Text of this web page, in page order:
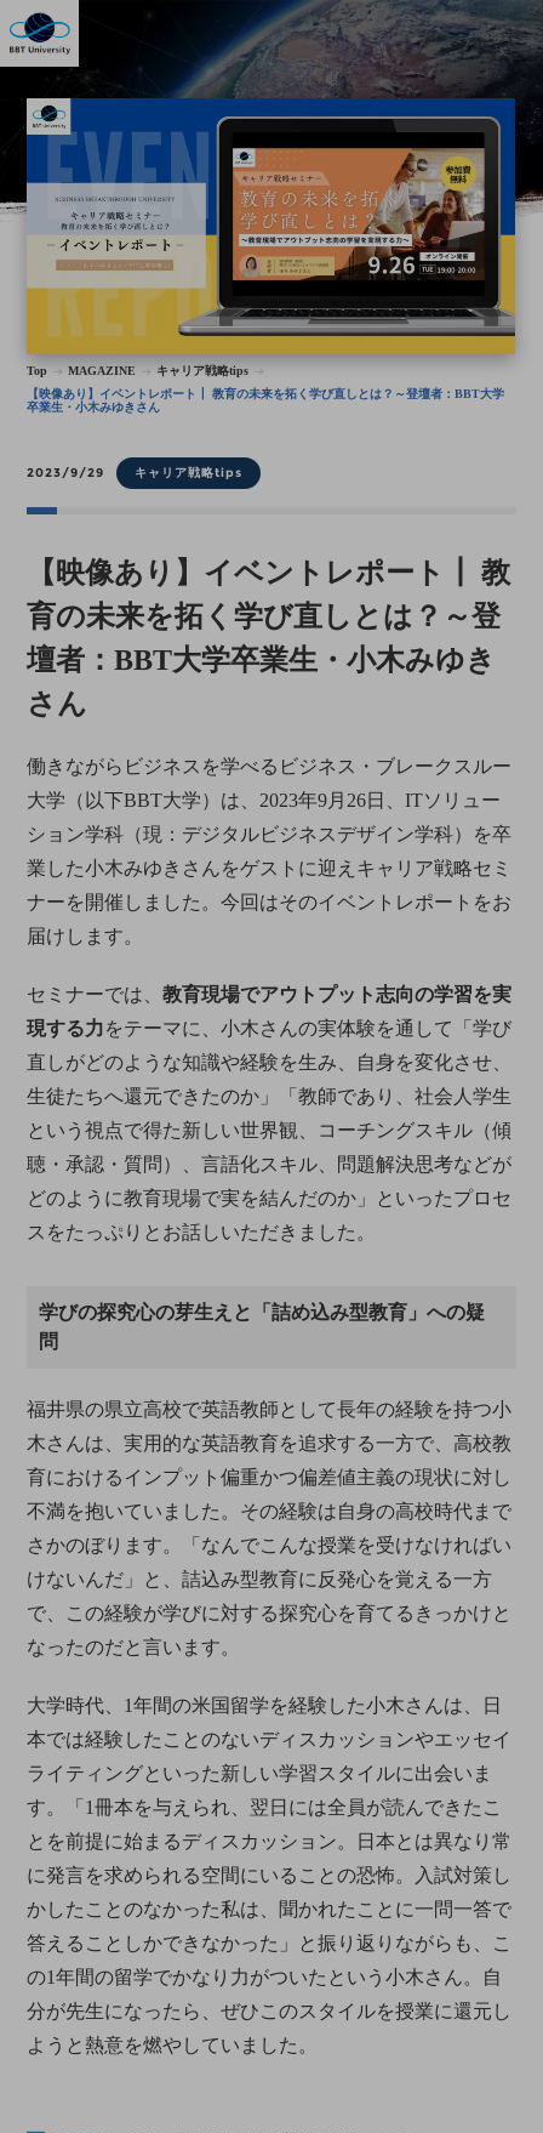
Top MAGAZINE
キャリア戦略tips
【映像あり】イベントレポート┃ 教育の未来を拓く学び直しとは？～登壇者：BBT大学
卒業生・小木みゆきさん
2023/9/29 キャリア戦略tips
【映像あり】イベントレポート┃ 教
育の未来を拓く学び直しとは？～登
壇者：BBT大学卒業生・小木みゆき
さん
働きながらビジネスを学べるビジネス・ブレークスルー
大学（以下BBT大学）は、2023年9月26日、ITソリュー
ション学科（現：デジタルビジネスデザイン学科）を卒
業した小木みゆきさんをゲストに迎えキャリア戦略セミ
ナーを開催しました。今回はそのイベントレポートをお
届けします。
セミナーでは、教育現場でアウトプット志向の学習を実
現する力をテーマに、小木さんの実体験を通して「学び
直しがどのような知識や経験を生み、自身を変化させ、
生徒たちへ還元できたのか」「教師であり、社会人学生
という視点で得た新しい世界観、コーチングスキル（傾
聴・承認・質問）、言語化スキル、問題解決思考などが
どのように教育現場で実を結んだのか」といったプロセ
スをたっぷりとお話しいただきました。
学びの探究心の芽生えと「詰め込み型教育」への疑
問
福井県の県立高校で英語教師として長年の経験を持つ小
木さんは、実用的な英語教育を追求する一方で、高校教
育におけるインプット偏重かつ偏差値主義の現状に対し
不満を抱いていました。その経験は自身の高校時代まで
さかのぼります。「なんでこんな授業を受けなければい
けないんだ」と、詰込み型教育に反発心を覚える一方
で、この経験が学びに対する探究心を育てるきっかけと
なったのだと言います。
大学時代、1年間の米国留学を経験した小木さんは、日
本では経験したことのないディスカッションやエッセイ
ライティングといった新しい学習スタイルに出会いま
す。「1冊本を与えられ、翌日には全員が読んできたこ
とを前提に始まるディスカッション。日本とは異なり常
に発言を求められる空間にいることの恐怖。入試対策し
かしたことのなかった私は、聞かれたことに一問一答で
答えることしかできなかった」と振り返りながらも、こ
の1年間の留学でかなり力がついたという小木さん。自
分が先生になったら、ぜひこのスタイルを授業に還元し
ようと熱意を燃やしていました。